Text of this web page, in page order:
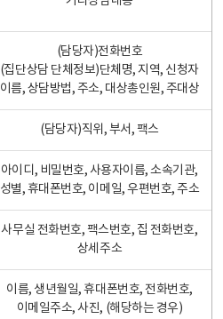
(담당자)전화번호
(집단상담 단체정보)단체명, 지역, 신청자
이름, 상담방법, 주소, 대상총인원, 주대상
(담당자)직위, 부서, 팩스
아이디, 비밀번호, 사용자이름, 소속기관,
성별, 휴대폰번호, 이메일, 우편번호, 주소
사무실 전화번호, 팩스번호, 집 전화번호,
상세주소
이름, 생년월일, 휴대폰번호, 전화번호,
이메일주소, 사진, (해당하는 경우)